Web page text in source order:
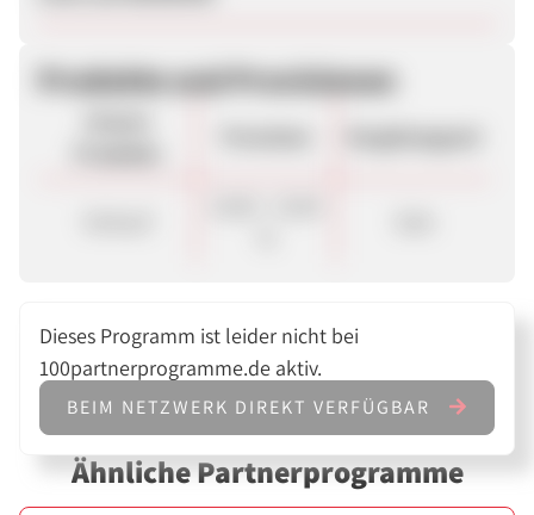
Produkte und Provisionen
Dieses Programm ist leider nicht bei
100partnerprogramme.de aktiv.
BEIM NETZWERK DIREKT VERFÜGBAR
Ähnliche Partnerprogramme